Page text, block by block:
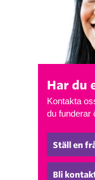
Har du
Kontakta
du funderar
Ställ en
Bli